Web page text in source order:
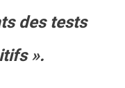
des tests
».